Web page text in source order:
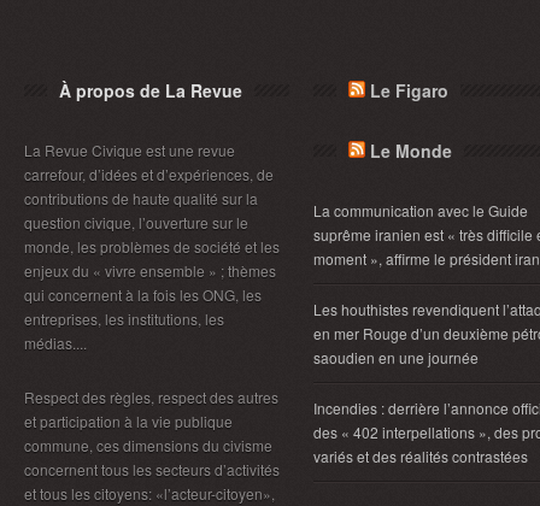
À propos de La Revue
La Revue Civique est une revue
carrefour, d’idées et d’expériences, de
contributions de haute qualité sur la
question civique, l’ouverture sur le
monde, les problèmes de société et les
enjeux du « vivre ensemble » ; thèmes
qui concernent à la fois les ONG, les
entreprises, les institutions, les
médias....
Respect des règles, respect des autres
et participation à la vie publique
commune, ces dimensions du civisme
concernent tous les secteurs d’activités
et tous les citoyens: «l’acteur-citoyen»,
Le Figaro
Le Monde
La communication avec le Guide
suprême iranien est « très difficile
moment », affirme le président
Les houthistes revendiquent
en mer Rouge d’un deuxième
saoudien en une journée
Incendies : derrière l’annonce
des « 402 interpellations », des
variés et des réalités contrastées